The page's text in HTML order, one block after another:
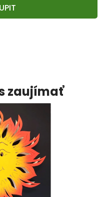
zaujímať